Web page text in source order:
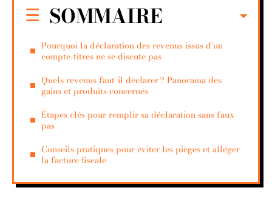
SOMMAIRE
Pourquoi la déclaration des revenus issus d’un
compte-titres ne se discute pas
Quels revenus faut-il déclarer ? Panorama des
gains et produits concernés
Étapes clés pour remplir sa déclaration sans faux
pas
Conseils pratiques pour éviter les pièges et alléger
la facture fiscale